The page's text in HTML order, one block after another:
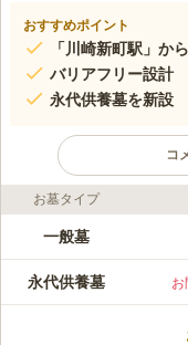
おすすめポイント
「川崎新町駅」か
バリアフリー設計
永代供養墓を新設
コ
ライフドット編集部のコメ
圓能院は1000年
あふれています
新しくリニュー
方でも安心して
お墓タイプ
一般墓
永代供養墓 お